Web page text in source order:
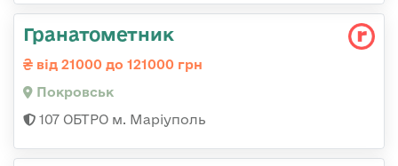
Гранатометник
від 21000 до 121000 грн
Покровськ
107 ОБТРО м. Маріуполь